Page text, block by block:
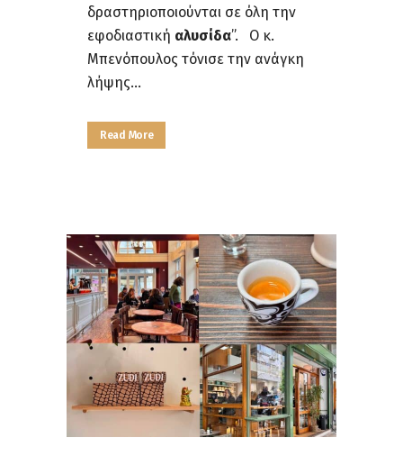
δραστηριοποιούνται σε όλη την
εφοδιαστική αλυσίδα”. Ο κ.
Μπενόπουλος τόνισε την ανάγκη
λήψης...
Read More